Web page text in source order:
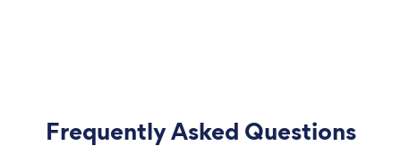
Frequently Asked Questions